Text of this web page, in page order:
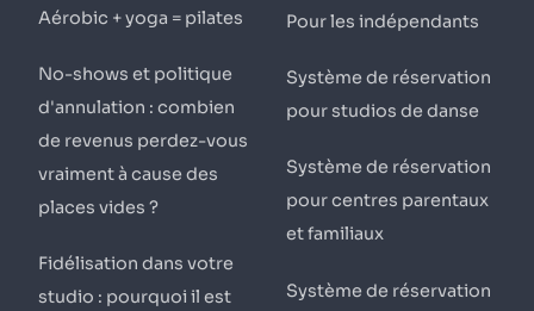
Aérobic + yoga = pilates
No-shows et politique
d'annulation : combien
de revenus perdez-vous
vraiment à cause des
places vides ?
Fidélisation dans votre
studio : pourquoi il est
Pour les indépendants
Système de réservation
pour studios de danse
Système de réservation
pour centres parentaux
et familiaux
Système de réservation